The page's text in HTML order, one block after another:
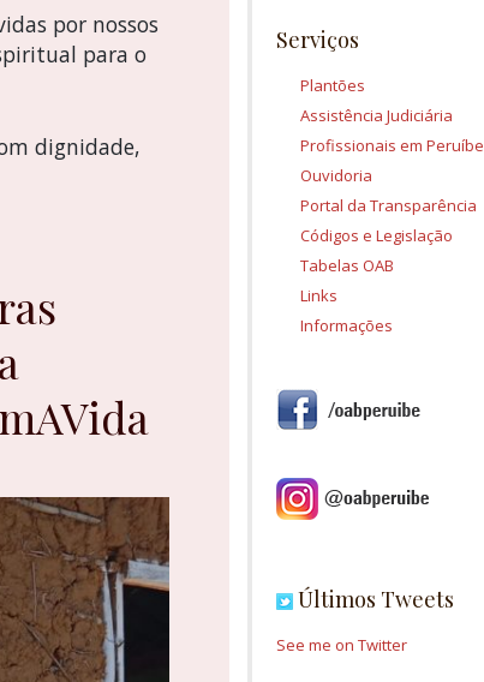
por nossos
para o
dignidade,
Serviços
Plantões
Assistência Judiciária
Profissionais em Peruíbe
Ouvidoria
Portal da Transparência
Códigos e Legislação
Tabelas OAB
Links
Informações
Últimos Tweets
See me on Twitter